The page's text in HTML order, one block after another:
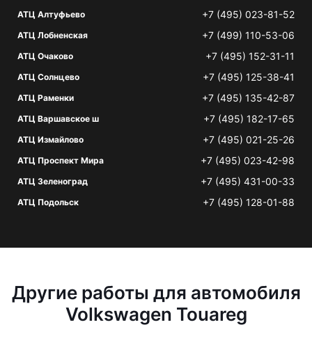
АТЦ Алтуфьево +7 (495) 023-81-52
АТЦ Лобненская +7 (499) 110-53-06
АТЦ Очаково +7 (495) 152-31-11
АТЦ Солнцево +7 (495) 125-38-41
АТЦ Раменки +7 (495) 135-42-87
АТЦ Варшавское ш +7 (495) 182-17-65
АТЦ Измайлово +7 (495) 021-25-26
АТЦ Проспект Мира +7 (495) 023-42-98
АТЦ Зеленоград +7 (495) 431-00-33
АТЦ Подольск +7 (495) 128-01-88
Другие работы для автомобиля
Volkswagen Touareg